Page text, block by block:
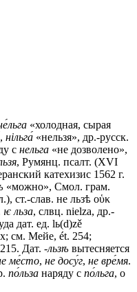
«холодная, сырая
, нiльга́ «нельзя», др.-русск.
с нельга «не дозволено»,
, Румянц. псалт. (ХVI
катехизис 1562 г.
«можно», Смол. грам.
ст.-слав. не льзѣ οὑκ
ѥ льза, слвц. nielza, др.-
дат. ед. lь(d)zě
см. Мейе, ét. 254;
Дат. -льзѣ вытесняется
ме́сто, не досу́г, не вре́мя.
по́льза наряду с по́льга, о